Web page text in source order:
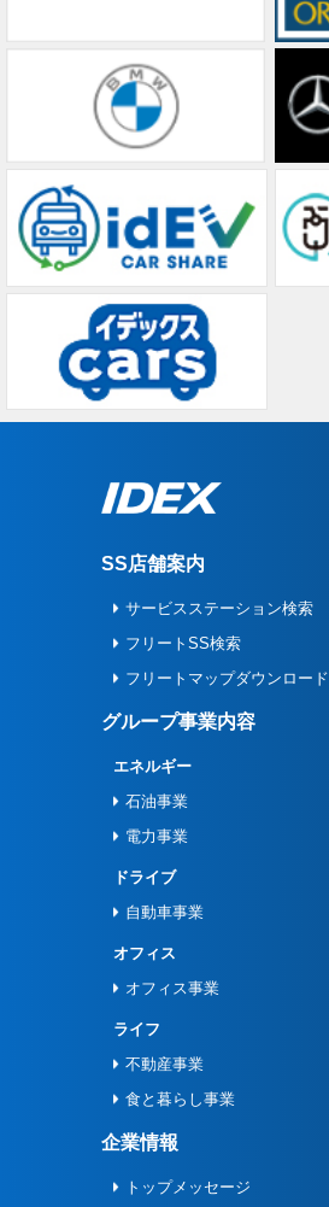
SS店舗案内
サービスステーション検索
フリートSS検索
フリートマップダウンロード
グループ事業内容
エネルギー
石油事業
電力事業
ドライブ
自動車事業
オフィス
オフィス事業
ライフ
不動産事業
食と暮らし事業
企業情報
トップメッセージ